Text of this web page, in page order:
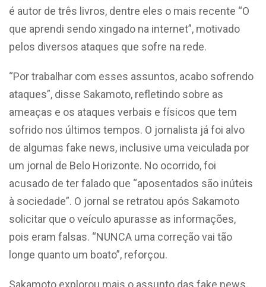
é autor de três livros, dentre eles o mais recente “O
que aprendi sendo xingado na internet”, motivado
pelos diversos ataques que sofre na rede.
“Por trabalhar com esses assuntos, acabo sofrendo
ataques”, disse Sakamoto, refletindo sobre as
ameaças e os ataques verbais e físicos que tem
sofrido nos últimos tempos. O jornalista já foi alvo
de algumas fake news, inclusive uma veiculada por
um jornal de Belo Horizonte. No ocorrido, foi
acusado de ter falado que “aposentados são inúteis
à sociedade”. O jornal se retratou após Sakamoto
solicitar que o veículo apurasse as informações,
pois eram falsas. “NUNCA uma correção vai tão
longe quanto um boato”, reforçou.
Sakamoto explorou mais o assunto das fake news,